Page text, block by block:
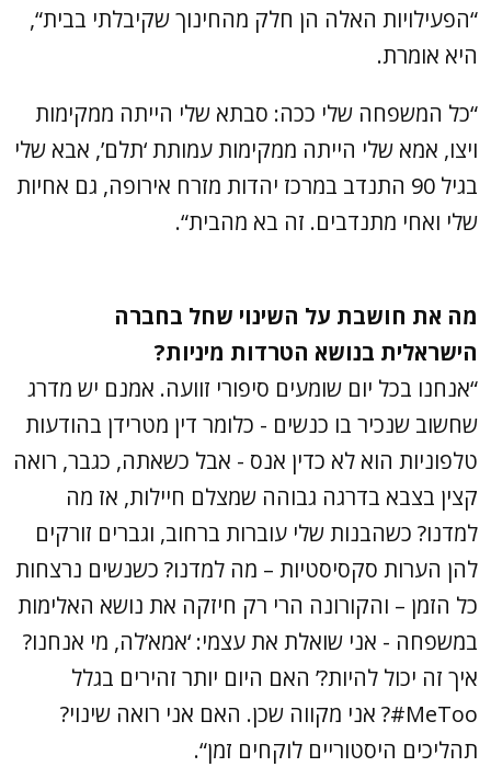
“הפעילויות האלה הן חלק מהחינוך שקיבלתי בבית“,
היא אומרת.
“כל המשפחה שלי ככה: סבתא שלי הייתה ממקימות
ויצו, אמא שלי הייתה ממקימות עמותת ‘תלם’, אבא שלי
בגיל 90 התנדב במרכז יהדות מזרח אירופה, גם אחיות
שלי ואחי מתנדבים. זה בא מהבית“.
מה את חושבת על השינוי שחל בחברה
הישראלית בנושא הטרדות מיניות?
“אנחנו בכל יום שומעים סיפורי זוועה. אמנם יש מדרג
שחשוב שנכיר בו כנשים - כלומר דין מטרידן בהודעות
טלפוניות הוא לא כדין אנס - אבל כשאתה, כגבר, רואה
קצין בצבא בדרגה גבוהה שמצלם חיילות, אז מה
למדנו? כשהבנות שלי עוברות ברחוב, וגברים זורקים
להן הערות סקסיסטיות – מה למדנו? כשנשים נרצחות
כל הזמן – והקורונה הרי רק חיזקה את נושא האלימות
במשפחה - אני שואלת את עצמי: ‘אמא’לה, מי אנחנו?
איך זה יכול להיות?’ האם היום יותר זהירים בגלל
MeToo#? אני מקווה שכן. האם אני רואה שינוי?
תהליכים היסטוריים לוקחים זמן“.